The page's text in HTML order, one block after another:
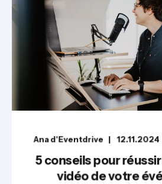
Ana d'Eventdrive 12.11.2024
5 conseils pour
vidéo de votre